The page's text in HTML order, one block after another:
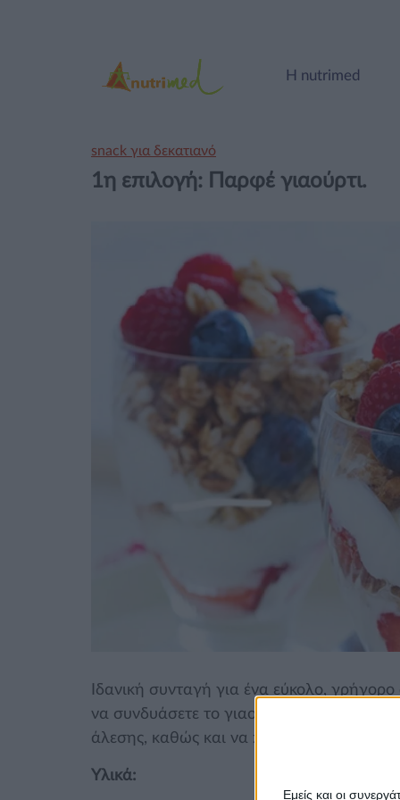
Εμείς και οι
Η nutrimed
snack για δεκατιανό
1η επιλογή: Παρφέ γιαούρτι.
Ιδανική συνταγή για ένα εύκολο,
να συνδυάσετε το γιαούρτι με φρούτα της
άλεσης, καθώς και να προσθέσετε ξηρούς
Υλικά: